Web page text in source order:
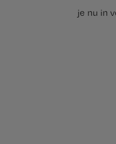
je nu in